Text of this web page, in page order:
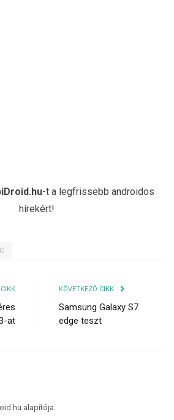
-t a legfrissebb androidos
hírekért!
at
KÖVETKEZŐ CIKK
Samsung Galaxy S7
edge teszt
alapítója.